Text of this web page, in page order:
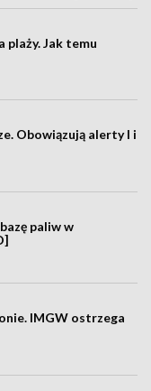
plaży. Jak temu
Obowiązują alerty I i
paliw w
IMGW ostrzega